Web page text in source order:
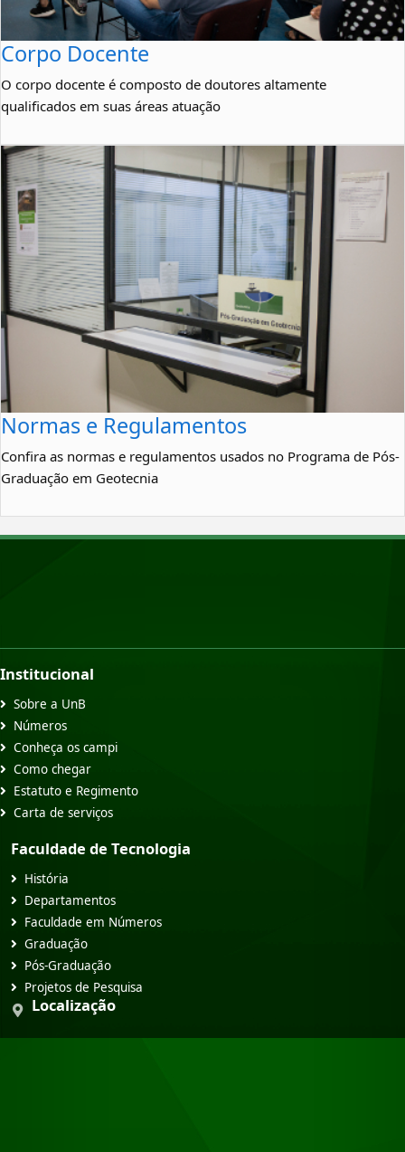
Corpo Docente
O corpo docente é composto de doutores altamente
qualificados em suas áreas atuação
Normas e Regulamentos
Confira as normas e regulamentos usados no Programa de Pós-
Graduação em Geotecnia
Institucional
Sobre a UnB
Números
Conheça os campi
Como chegar
Estatuto e Regimento
Carta de serviços
Faculdade de Tecnologia
História
Departamentos
Faculdade em Números
Graduação
Pós-Graduação
Projetos de Pesquisa
Localização